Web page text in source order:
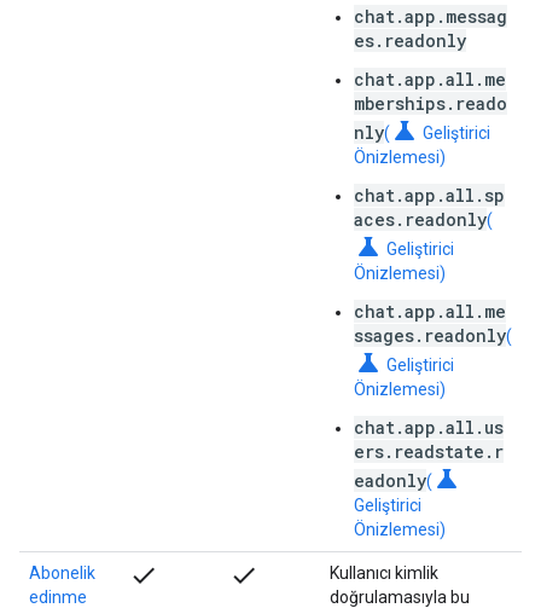
chat.app.messag
es.readonly
chat.app.all.me
mberships.reado
nly( science Geliştirici
Önizlemesi)
chat.app.all.sp
aces.readonly(
science Geliştirici
Önizlemesi)
chat.app.all.me
ssages.readonly(
science Geliştirici
Önizlemesi)
chat.app.all.us
ers.readstate.r
eadonly( science
Geliştirici
Önizlemesi)
Abonelik
edinme
check check
Kullanıcı kimlik
doğrulamasıyla bu